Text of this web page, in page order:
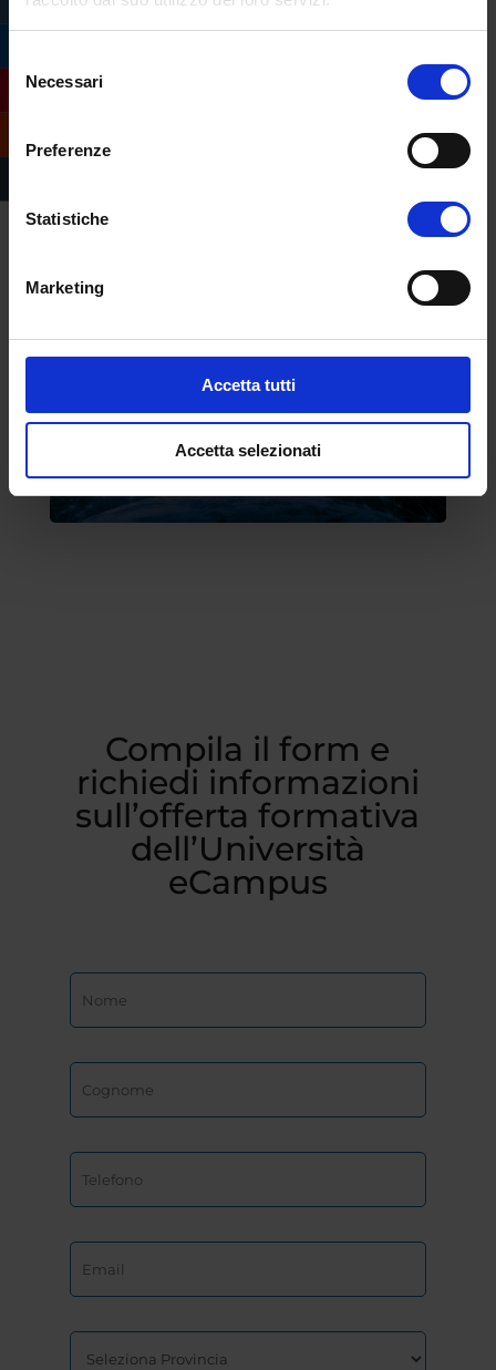
delNecessari
Preferenze
Statistiche
Marketing
Accetta tutti
Accetta selezionati
“Reintroducendo questo antico aroma,
il presente, consentendo ai visitatori di
antichità”.
antico Egitto ricerca
Compila il form e
richiedi informazioni
sull’offerta formativa
dell’Università
eCampus